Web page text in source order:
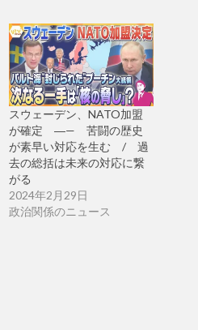
スウェーデン、NATO加盟
が確定 ―— 苦闘の歴史
が素早い対応を生む / 過
去の総括は未来の対応に繋
がる
2024年2月29日
政治関係のニュース